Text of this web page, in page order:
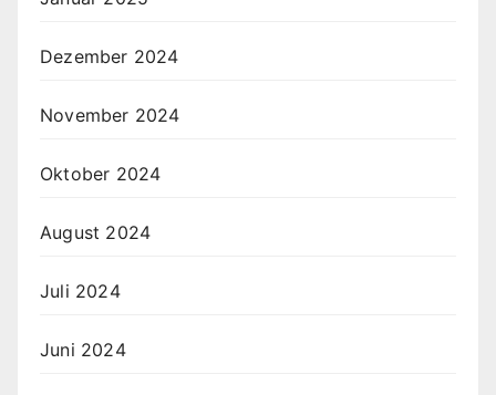
Dezember 2024
November 2024
Oktober 2024
August 2024
Juli 2024
Juni 2024